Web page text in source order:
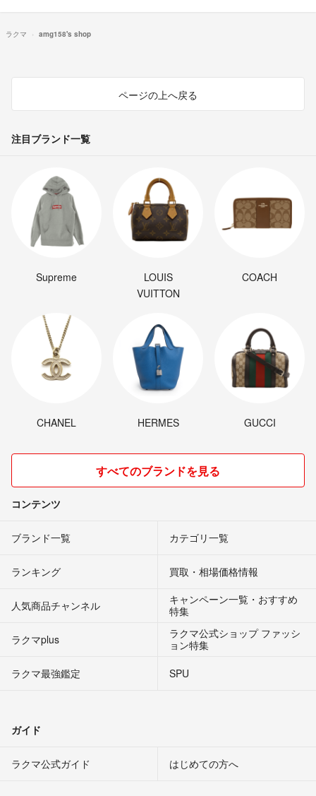
ラクマ amg158's shop
ページの上へ戻る
注目ブランド一覧
Supreme
LOUIS
VUITTON
COACH
CHANEL HERMES GUCCI
すべてのブランドを見る
コンテンツ
ブランド一覧 カテゴリ一覧
ランキング 買取・相場価格情報
人気商品チャンネル
キャンペーン一覧・おすすめ
特集
ラクマplus
ラクマ公式ショップ ファッシ
ョン特集
ラクマ最強鑑定
SPU
ガイド
ラクマ公式ガイド はじめての方へ